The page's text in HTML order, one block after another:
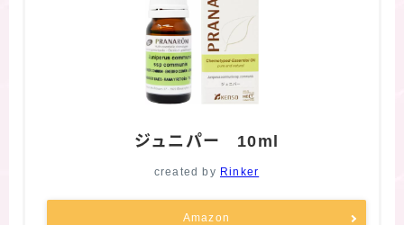
ジュニパー 10ml
created by Rinker
Amazon